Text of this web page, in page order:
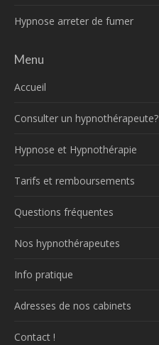
Hypnose arreter de fumer
Menu
Accueil
Consulter un hypnothérapeute?
Hypnose et Hypnothérapie
Tarifs et remboursements
Questions fréquentes
Nos hypnothérapeutes
Info pratique
Adresses de nos cabinets
Contact !